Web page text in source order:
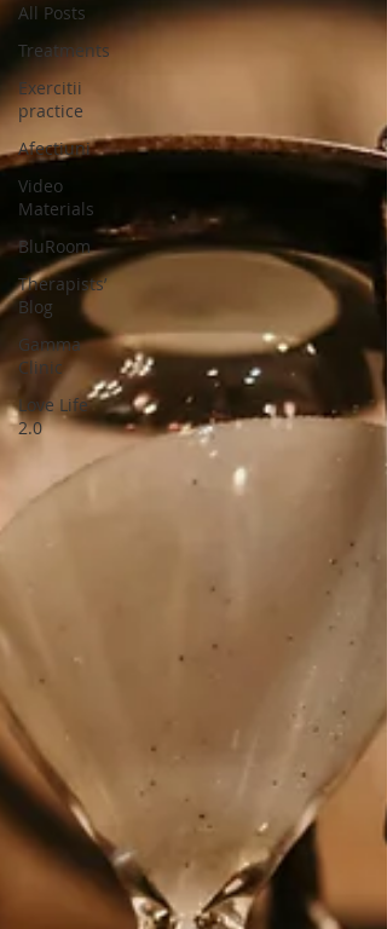
All Posts
Treatments
Exercitii
practice
Afectiuni
Video
Materials
BluRoom
Therapists’
Blog
Gamma
Clinic
Love Life
2.0